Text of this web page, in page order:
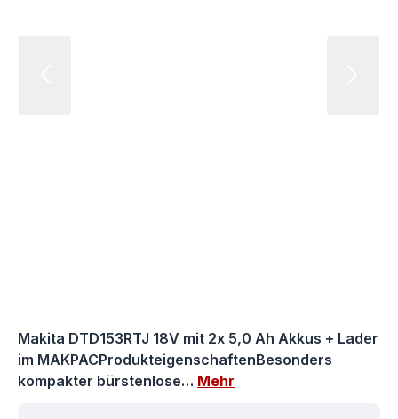
Makita DTD153RTJ 18V mit 2x 5,0 Ah Akkus + Lader
im MAKPACProdukteigenschaftenBesonders
kompakter bürstenlose… Mehr